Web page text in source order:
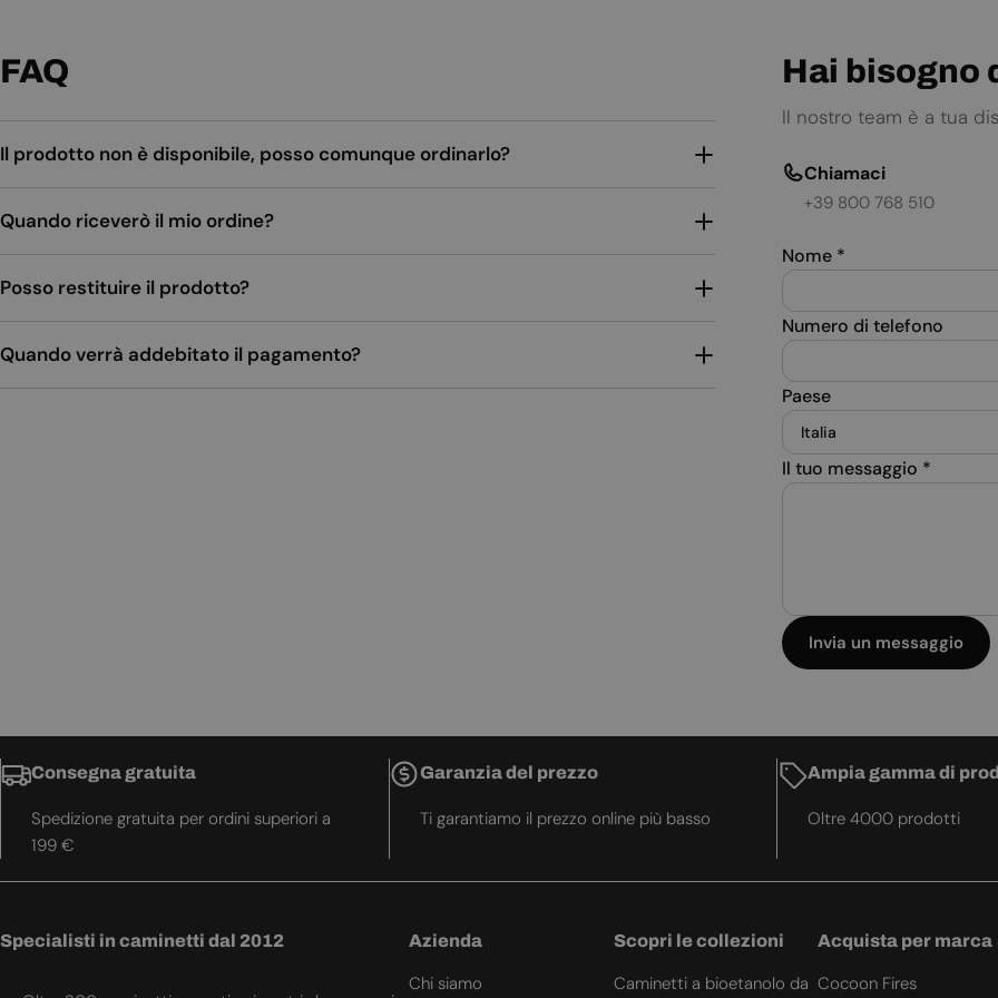
FAQ
Il prodotto non è disponibile, posso comunque ordinarlo?
Quando riceverò il mio ordine?
Posso restituire il prodotto?
Quando verrà addebitato il pagamento?
Hai bisogno
Il nostro team è a tua
Chiamaci
+39 800 768 510
Nome *
Numero di telefono
Paese
Il tuo messaggio *
Invia un messaggio
Consegna gratuita
Spedizione gratuita per ordini superiori a
199 €
Garanzia del prezzo
Ti garantiamo il prezzo online più basso
Ampia gamma di
Oltre 4000 prodotti
Specialisti in caminetti dal 2012 Azienda
Chi siamo
Scopri le collezioni
Caminetti a bioetanolo da
Acquista per marca
Cocoon Fires